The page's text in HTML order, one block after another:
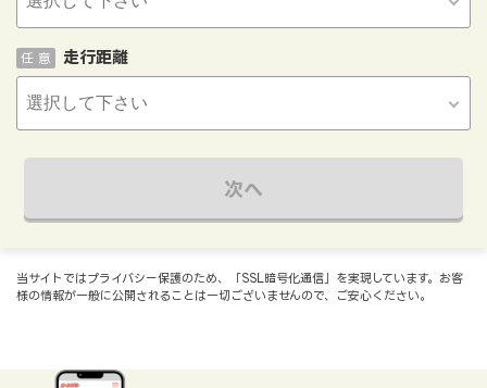
走行距離
任 意
次へ
当サイトではプライバシー保護のため、「SSL暗号化通信」を実現しています。お客
様の情報が一般に公開されることは一切ございませんので、ご安心ください。